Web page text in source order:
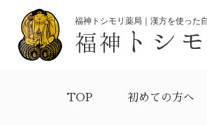
福神トシモリ薬局｜漢方を使った
福神 トシ
TOP 初めての方へ